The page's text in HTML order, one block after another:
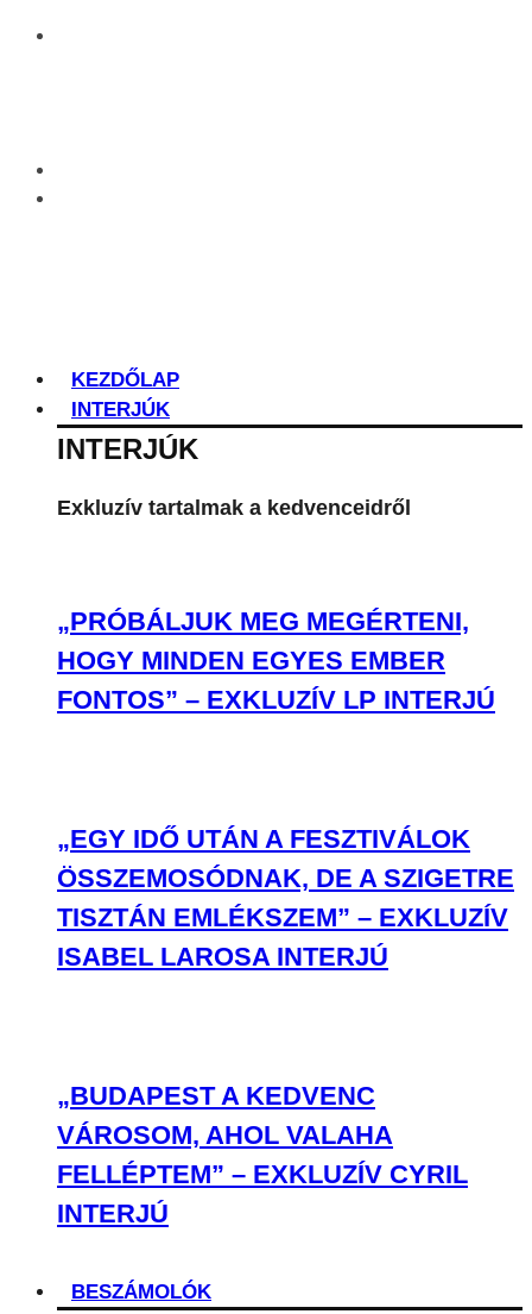
KEZDŐLAP
INTERJÚK
INTERJÚK
Exkluzív tartalmak a kedvenceidről
„PRÓBÁLJUK MEG MEGÉRTENI,
HOGY MINDEN EGYES EMBER
FONTOS” – EXKLUZÍV LP INTERJÚ
„EGY IDŐ UTÁN A FESZTIVÁLOK
ÖSSZEMOSÓDNAK, DE A SZIGETRE
TISZTÁN EMLÉKSZEM” – EXKLUZÍV
ISABEL LAROSA INTERJÚ
„BUDAPEST A KEDVENC
VÁROSOM, AHOL VALAHA
FELLÉPTEM” – EXKLUZÍV CYRIL
INTERJÚ
BESZÁMOLÓK